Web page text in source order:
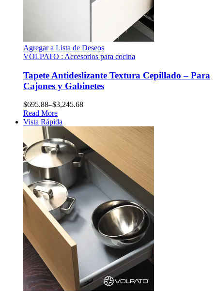
Agregar a Lista de Deseos
VOLPATO : Accesorios para cocina
Tapete Antideslizante Textura Cepillado – Para
Cajones y Gabinetes
$695.88–$3,245.68
Read More
Vista Rápida